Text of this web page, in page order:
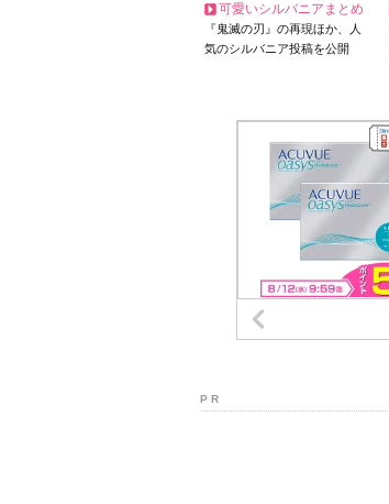
可愛いシルバニアまとめ
『鬼滅の刃』の再現ほか、人
気のシルバニア投稿を公開
P R